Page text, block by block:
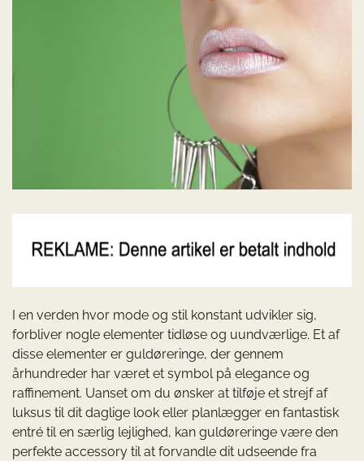
I en verden hvor mode og stil konstant udvikler sig,
forbliver nogle elementer tidløse og uundværlige. Et af
disse elementer er guldøreringe, der gennem
århundreder har været et symbol på elegance og
raffinement. Uanset om du ønsker at tilføje et strejf af
luksus til dit daglige look eller planlægger en fantastisk
entré til en særlig lejlighed, kan guldøreringe være den
perfekte accessory til at forvandle dit udseende fra